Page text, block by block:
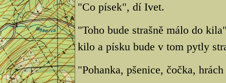
"Co písek", dí Ivet.
"Toho bude strašně málo do
kilo a písku bude v tom pytly
"Pohanka, pšenice, čočka,